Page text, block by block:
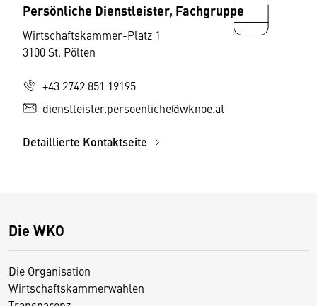
Persönliche Dienstleister, Fachgruppe
Wirtschaftskammer-Platz 1
3100 St. Pölten
+43 2742 851 19195
dienstleister.persoenliche@wknoe.at
Detaillierte Kontaktseite
Die WKO
Die Organisation
Wirtschaftskammerwahlen